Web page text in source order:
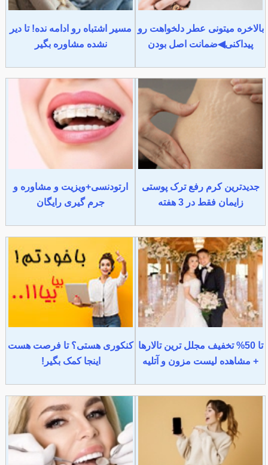
بالاخره میتونی عطر دلخواهت رو
پیداکنی◀ضمانت اصل بودن
مسیر اشتباه رو ادامه نده! تا دیر
نشده مشاوره بگیر
جدیدترین کرم رفع ترک پوستی
زایمان فقط در 3 هفته
ارتودنسی+ویزیت و مشاوره و
جرم گیری رایگان
تا 50% تخفیف مجلل ترین تالارها
+ مشاهده لیست مزون و آتلیه
کنکوری هستی؟ تا فرصت هست
اینجا کمک بگیر!